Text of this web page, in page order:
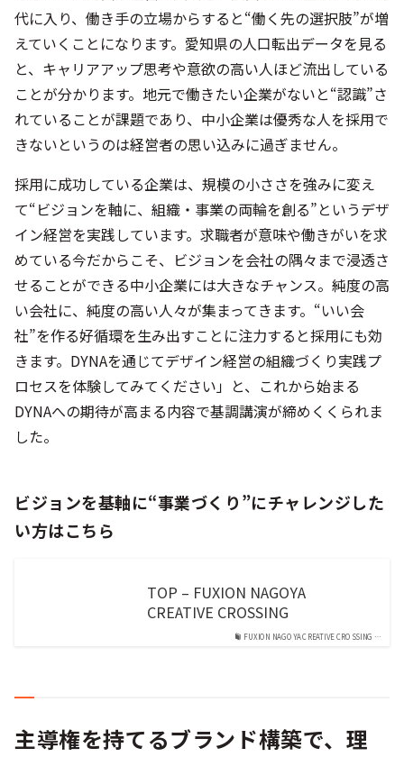
代に入り、働き手の立場からすると“働く先の選択肢”が増
えていくことになります。愛知県の人口転出データを見る
と、キャリアアップ思考や意欲の高い人ほど流出している
ことが分かります。地元で働きたい企業がないと“認識”さ
れていることが課題であり、中小企業は優秀な人を採用で
きないというのは経営者の思い込みに過ぎません。
採用に成功している企業は、規模の小ささを強みに変え
て“ビジョンを軸に、組織・事業の両輪を創る”というデザ
イン経営を実践しています。求職者が意味や働きがいを求
めている今だからこそ、ビジョンを会社の隅々まで浸透さ
せることができる中小企業には大きなチャンス。純度の高
い会社に、純度の高い人々が集まってきます。“いい会
社”を作る好循環を生み出すことに注力すると採用にも効
きます。DYNAを通じてデザイン経営の組織づくり実践プ
ロセスを体験してみてください」と、これから始まる
DYNAへの期待が高まる内容で基調講演が締めくくられま
した。
ビジョンを基軸に“事業づくり”にチャレンジした
い方はこちら
FUXION NAGOYA CREATIVE CROSSING …
TOP – FUXION NAGOYA
CREATIVE CROSSING
主導権を持てるブランド構築で、理